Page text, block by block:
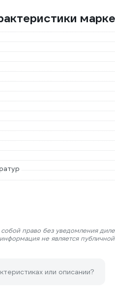
собой право без уведомления
не является
или описании?